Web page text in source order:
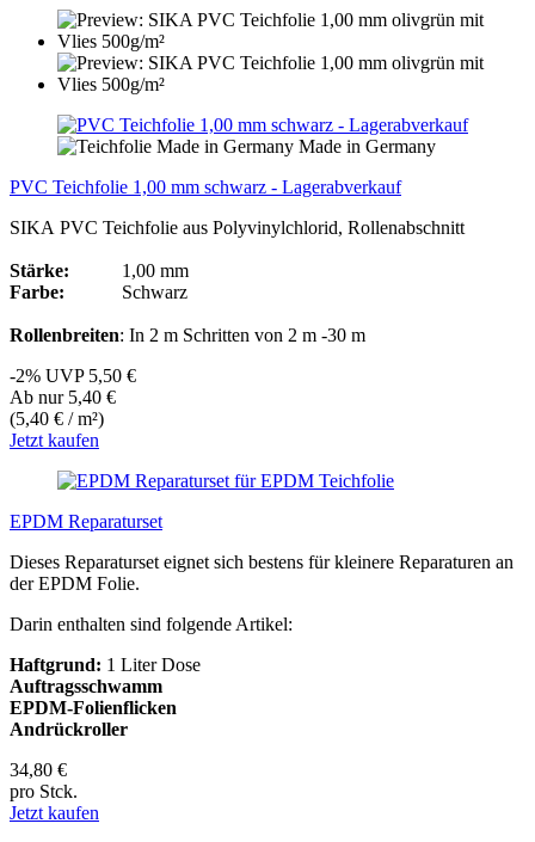
Made in Germany
PVC Teichfolie 1,00 mm schwarz - Lagerabverkauf
SIKA PVC Teichfolie aus Polyvinylchlorid, Rollenabschnitt
Stärke: 1,00 mm
Farbe: Schwarz
Rollenbreiten: In 2 m Schritten von 2 m -30 m
-2% UVP 5,50 €
Ab nur 5,40 €
(5,40 € / m²)
Jetzt kaufen
EPDM Reparaturset
Dieses Reparaturset eignet sich bestens für kleinere Reparaturen an
der EPDM Folie.
Darin enthalten sind folgende Artikel:
Haftgrund: 1 Liter Dose
Auftragsschwamm
EPDM-Folienflicken
Andrückroller
34,80 €
pro Stck.
Jetzt kaufen